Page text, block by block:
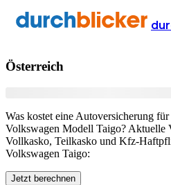
Versicherung Autoversicherung
Österreich
Was kostet eine Autoversicherung
Volkswagen Modell Taigo? Aktuelle
Vollkasko, Teilkasko und Kfz-
Volkswagen Taigo:
Jetzt berechnen